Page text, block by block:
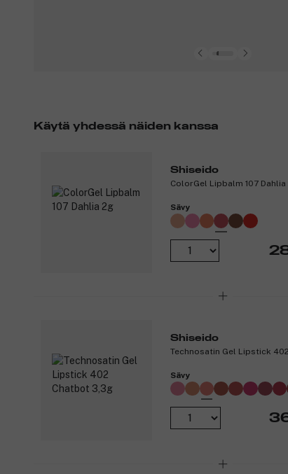
Käytä yhdessä näiden kanssa
Shiseido
ColorGel Lipbalm 107 Dahlia
Sävy
Shiseido
Technosatin Gel Lipstick
Sävy